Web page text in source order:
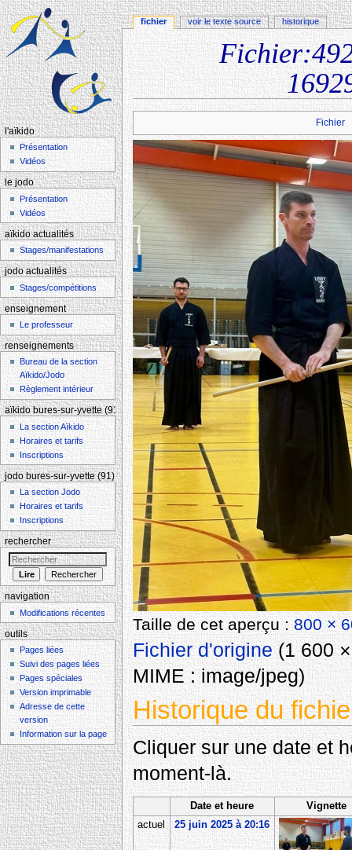
Aller à : navigation , rechercher
Fichier
Taille de cet aperçu :800 ×
Fichier d'origine‎(1 600
MIME :image/jpeg)
Historique du
Cliquer sur une date et
moment-là.
Date et heure
Vignette
actuel
25 juin 2025 à 20:16
fichier voir le texte source historique
l'aïkido
Présentation
Vidéos
le jodo
Présentation
Vidéos
aïkido actualités
Stages/manifestations
jodo actualités
Stages/compétitions
enseignement
Le professeur
renseignements
Bureau de la section
Aïkido/Jodo
Règlement intérieur
aïkido bures-sur-yvette (91)
La section Aïkido
Horaires et tarifs
Inscriptions
jodo bures-sur-yvette (91)
La section Jodo
Horaires et tarifs
Inscriptions
rechercher
navigation
Modifications récentes
outils
Pages liées
Suivi des pages liées
Pages spéciales
Version imprimable
Adresse de cette
version
Information sur la page